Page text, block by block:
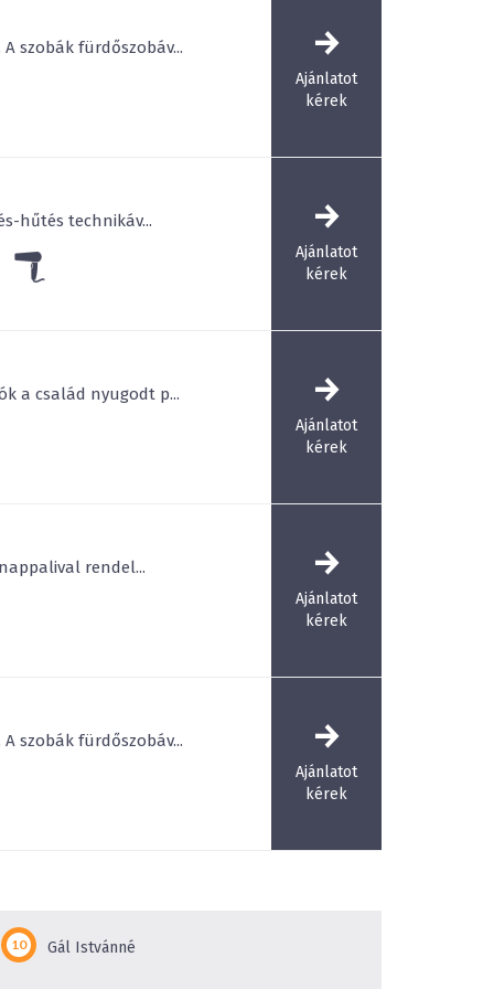
útját tölti Nálunk, akár kikapcsolódás céljából
atmoszféra, munkatársaink kedvessége és
színvonala és sokszínűsége Önt is el fogja
kikapcsolódásról, tavaszi feltöltődésről, vagy
el a festői szépségű Balatonhoz és
Szigetén”!
1000 m
szobák fürdőszobáv...
Ajánlatot
kérek
hűtés technikáv...
Ajánlatot
kérek
a család nyugodt p...
Ajánlatot
kérek
rendel...
Ajánlatot
kérek
szobák fürdőszobáv...
Ajánlatot
kérek
Gál Istvánné